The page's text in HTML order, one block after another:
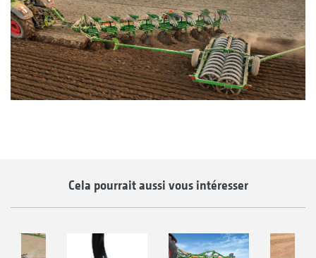
Cela pourrait aussi vous intéresser